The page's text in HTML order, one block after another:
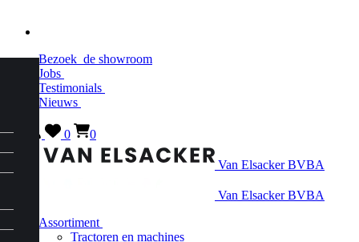
Bezoek de showroom
Jobs
Testimonials
Nieuws
0 0
Van Elsacker BVBA
Van Elsacker BVBA
Assortiment
Tractoren en machines